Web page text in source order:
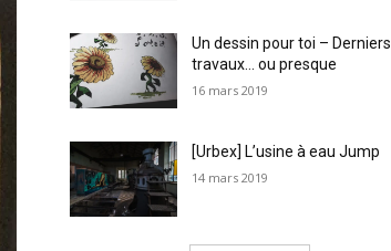
Un dessin pour toi – Derniers
travaux… ou presque
16 mars 2019
[Urbex] L’usine à eau Jump
14 mars 2019